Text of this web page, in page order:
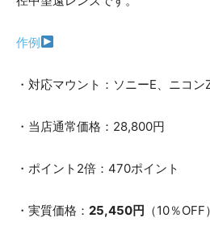
作例
・対応マウント：ソニーE、ニコ
・当店通常価格：28,800円
・ポイント2倍：470ポイント
・実質価格： 25,450円 （10％OFF